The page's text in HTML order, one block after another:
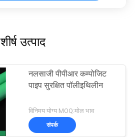
शीर्ष उत्पाद
नलसाजी पीपीआर कम्पोजिट
पाइप सुरक्षित पॉलीइथिलीन
विनिमय योग्य MOQ:मोल भाव
संपर्क